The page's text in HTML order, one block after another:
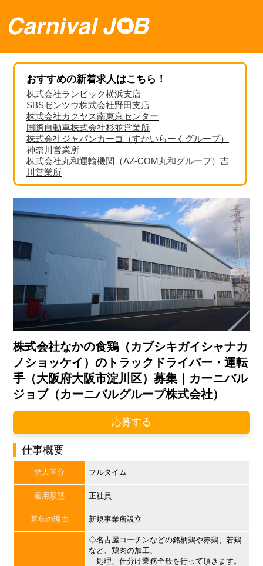
おすすめの新着求人はこちら！
株式会社ランビック横浜支店
SBSゼンツウ株式会社野田支店
株式会社カクヤス南東京センター
国際自動車株式会社杉並営業所
株式会社ジャパンカーゴ（すかいらーくグループ）
神奈川営業所
株式会社丸和運輸機関（AZ-COM丸和グループ）吉
川営業所
株式会社なかの食鶏（カブシキガイシャナカ
ノショッケイ）のトラックドライバー・運転
手（大阪府大阪市淀川区）募集｜カーニバル
ジョブ（カーニバルグループ株式会社）
応募する
仕事概要
求人区分 フルタイム
雇用形態 正社員
募集の理由 新規事業所設立
◇名古屋コーチンなどの銘柄鶏や赤鶏、若鶏
など、鶏肉の加工、
処理、仕分け業務全般を行って頂きます。